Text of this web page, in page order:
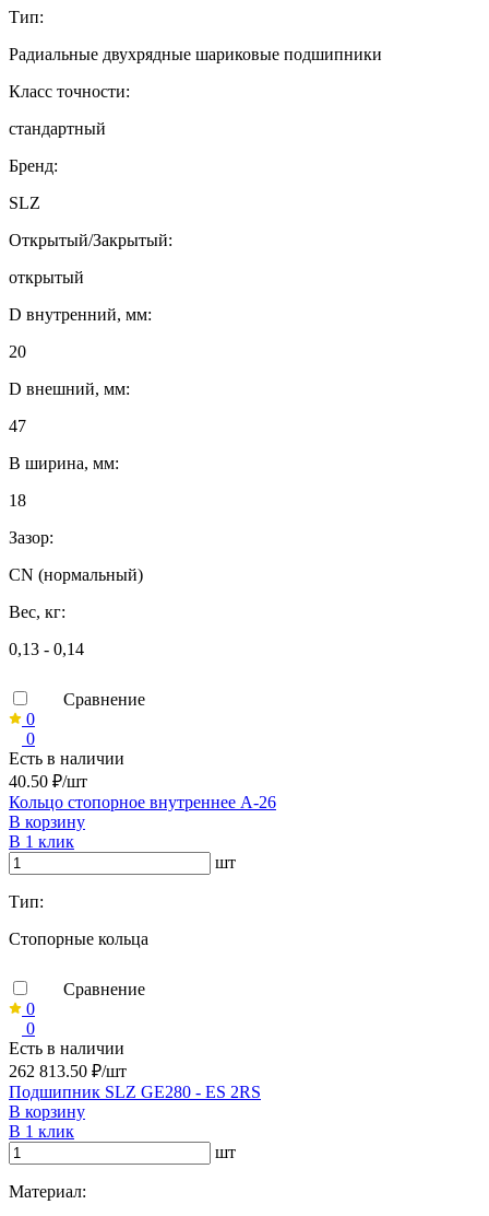
Тип:
Радиальные двухрядные шариковые подшипники
Класс точности:
стандартный
Бренд:
SLZ
Открытый/Закрытый:
открытый
D внутренний, мм:
20
D внешний, мм:
47
B ширина, мм:
18
Зазор:
CN (нормальный)
Вес, кг:
0,13 - 0,14
Сравнение
0
0
Есть в наличии
40.50 ₽/шт
Кольцо стопорное внутреннее А-26
В корзину
В 1 клик
шт
Тип:
Стопорные кольца
Сравнение
0
0
Есть в наличии
262 813.50 ₽/шт
Подшипник SLZ GE280 - ES 2RS
В корзину
В 1 клик
шт
Материал: